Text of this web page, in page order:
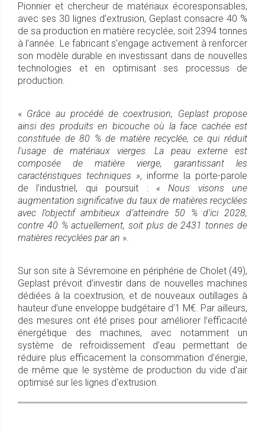
Pionnier et chercheur de matériaux écoresponsables,
avec ses 30 lignes d’extrusion, Geplast consacre 40 %
de sa production en matière recyclée, soit 2394 tonnes
à l’année. Le fabricant s'engage activement à renforcer
son modèle durable en investissant dans de nouvelles
technologies et en optimisant ses processus de
production.
« Grâce au procédé de coextrusion, Geplast propose
ainsi des produits en bicouche où la face cachée est
constituée de 80 % de matière recyclée, ce qui réduit
l'usage de matériaux vierges. La peau externe est
composée de matière vierge, garantissant les
caractéristiques techniques », informe la porte-parole
de l’industriel, qui poursuit :« Nous visons une
augmentation significative du taux de matières recyclées
avec l’objectif ambitieux d’atteindre 50 % d’ici 2028,
contre 40 % actuellement, soit plus de 2431 tonnes de
matières recyclées par an ».
Sur son site à Sévremoine en périphérie de Cholet (49),
Geplast prévoit d’investir dans de nouvelles machines
dédiées à la coextrusion, et de nouveaux outillages à
hauteur d’une enveloppe budgétaire d’1 M€. Par ailleurs,
des mesures ont été prises pour améliorer l’efficacité
énergétique des machines, avec notamment un
système de refroidissement d’eau permettant de
réduire plus efficacement la consommation d'énergie,
de même que le système de production du vide d'air
optimisé sur les lignes d'extrusion.